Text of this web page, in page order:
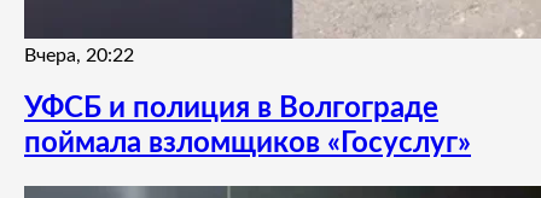
Вчера, 20:22
УФСБ и полиция в Волгограде
поймала взломщиков «Госуслуг»